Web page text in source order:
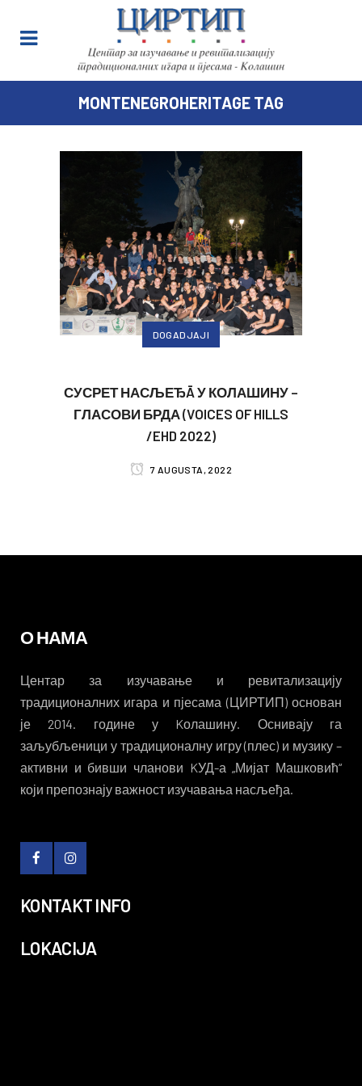
MONTENEGROHERITAGE TAG
DOGADJAJI
СУСРЕТ НАСЉЕЂĀ У КОЛАШИНУ –
ГЛАСОВИ БРДА (VOICES OF HILLS
/EHD 2022)
7 AUGUSTA, 2022
О НАМА
Центар за изучавање и ревитализацију
традиционалних игара и пјесама (ЦИРТИП) основан
је 2014. године у Kолашину. Оснивају га
заљубљеници у традиционалну игру (плес) и музику –
активни и бивши чланови KУД-а „Мијат Машковић“
који препознају важност изучавања насљеђа.
KONTAKT INFO
LOKACIJA